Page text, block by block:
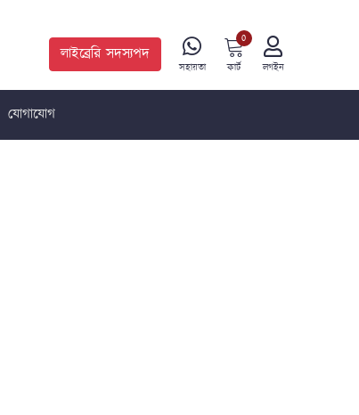
লাইব্রেরি সদস্যপদ
সহায়তা কার্ট
0
লগইন
যোগাযোগ